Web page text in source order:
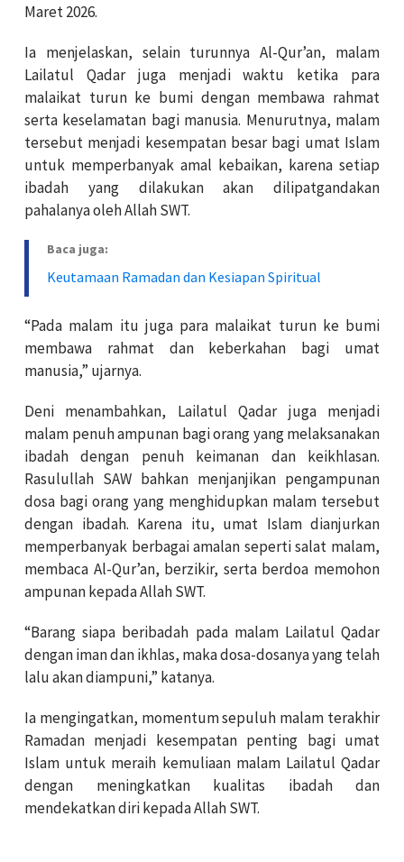
Maret 2026.
Ia menjelaskan, selain turunnya Al-Qur’an, malam
Lailatul Qadar juga menjadi waktu ketika para
malaikat turun ke bumi dengan membawa rahmat
serta keselamatan bagi manusia. Menurutnya, malam
tersebut menjadi kesempatan besar bagi umat Islam
untuk memperbanyak amal kebaikan, karena setiap
ibadah yang dilakukan akan dilipatgandakan
pahalanya oleh Allah SWT.
Baca juga:
Keutamaan Ramadan dan Kesiapan Spiritual
“Pada malam itu juga para malaikat turun ke bumi
membawa rahmat dan keberkahan bagi umat
manusia,” ujarnya.
Deni menambahkan, Lailatul Qadar juga menjadi
malam penuh ampunan bagi orang yang melaksanakan
ibadah dengan penuh keimanan dan keikhlasan.
Rasulullah SAW bahkan menjanjikan pengampunan
dosa bagi orang yang menghidupkan malam tersebut
dengan ibadah. Karena itu, umat Islam dianjurkan
memperbanyak berbagai amalan seperti salat malam,
membaca Al-Qur’an, berzikir, serta berdoa memohon
ampunan kepada Allah SWT.
“Barang siapa beribadah pada malam Lailatul Qadar
dengan iman dan ikhlas, maka dosa-dosanya yang telah
lalu akan diampuni,” katanya.
Ia mengingatkan, momentum sepuluh malam terakhir
Ramadan menjadi kesempatan penting bagi umat
Islam untuk meraih kemuliaan malam Lailatul Qadar
dengan meningkatkan kualitas ibadah dan
mendekatkan diri kepada Allah SWT.